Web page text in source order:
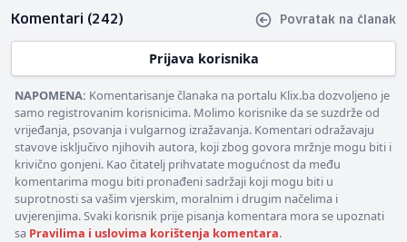
Komentari (242) Povratak na članak
Prijava korisnika
NAPOMENA: Komentarisanje članaka na portalu Klix.ba dozvoljeno je
samo registrovanim korisnicima. Molimo korisnike da se suzdrže od
vrijeđanja, psovanja i vulgarnog izražavanja. Komentari odražavaju
stavove isključivo njihovih autora, koji zbog govora mržnje mogu biti i
krivično gonjeni. Kao čitatelj prihvatate mogućnost da među
komentarima mogu biti pronađeni sadržaji koji mogu biti u
suprotnosti sa vašim vjerskim, moralnim i drugim načelima i
uvjerenjima. Svaki korisnik prije pisanja komentara mora se upoznati
sa Pravilima i uslovima korištenja komentara.